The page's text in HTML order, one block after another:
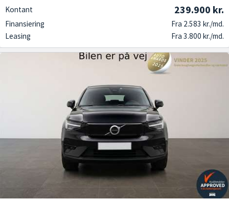
Kontant 239.900 kr.
Finansiering
Fra 2.583 kr./md.
Leasing
Fra 3.800 kr./md.